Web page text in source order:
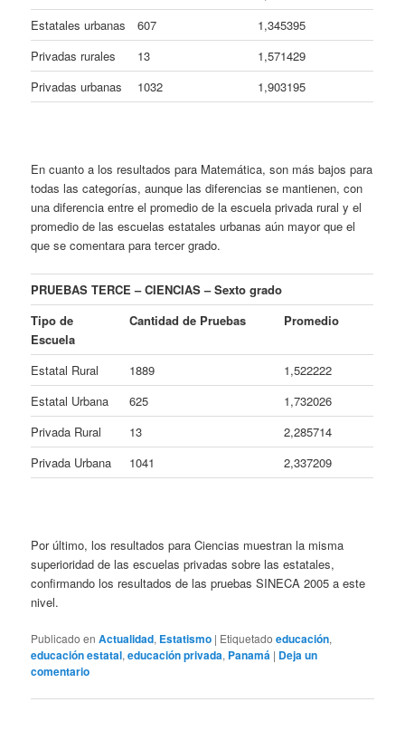
Estatales urbanas
607
1,345395
Privadas rurales
13
1,571429
Privadas urbanas
1032 1,903195
En cuanto a los resultados para Matemática, son más bajos para
todas las categorías, aunque las diferencias se mantienen, con
una diferencia entre el promedio de la escuela privada rural y el
promedio de las escuelas estatales urbanas aún mayor que el
que se comentara para tercer grado.
PRUEBAS TERCE – CIENCIAS – Sexto grado
Tipo de
Escuela
Cantidad de Pruebas Promedio
Estatal Rural 1889
1,522222
Estatal Urbana
625
1,732026
Privada Rural
13
2,285714
Privada Urbana
1041 2,337209
Por último, los resultados para Ciencias muestran la misma
superioridad de las escuelas privadas sobre las estatales,
confirmando los resultados de las pruebas SINECA 2005 a este
nivel.
Publicado en Actualidad, Estatismo | Etiquetado educación,
educación estatal,educación privada, Panamá | Deja un
comentario